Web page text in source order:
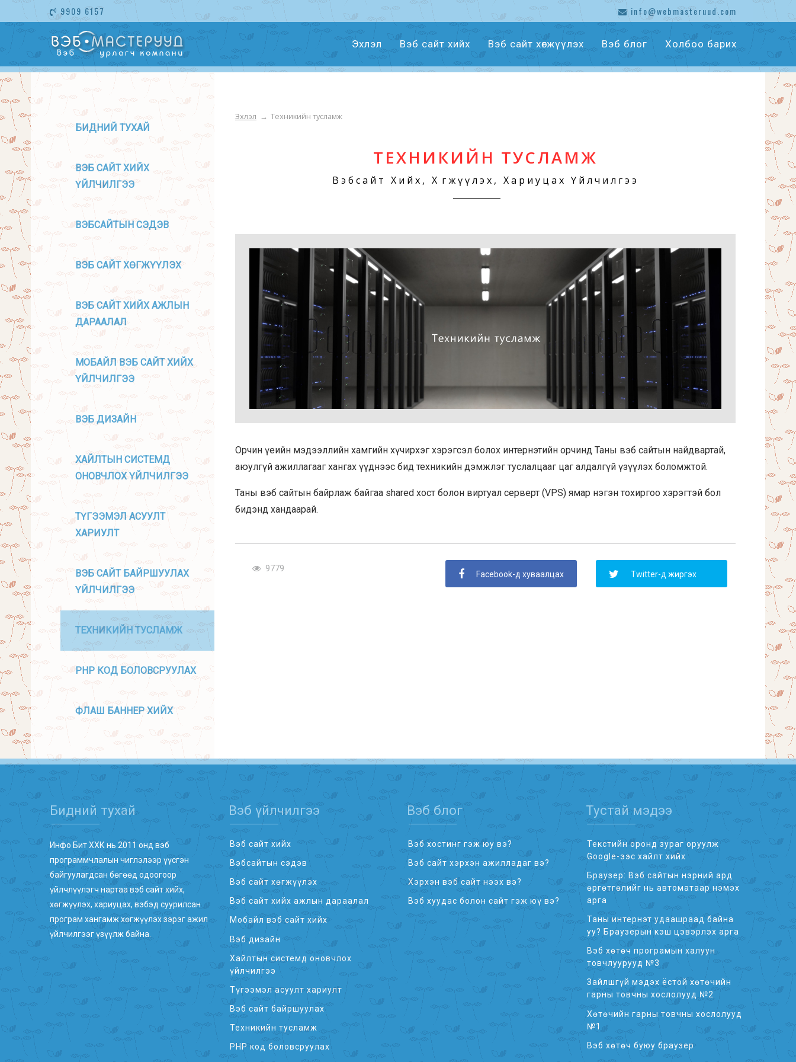
9909 6157 info@webmasteruud.com
Эхлэл Вэб сайт хийх Вэб сайт хөгжүүлэх Вэб блог Холбоо барих
Эхлэл → Техникийн тусламж
ТЕХНИКИЙН ТУСЛАМЖ
Вэбсайт Хийх, Хөгжүүлэх, Хариуцах Үйлчилгээ
Орчин үеийн мэдээллийн хамгийн хүчирхэг хэрэгсэл болох интернэтийн орчинд Таны вэб сайтын найдвартай,
аюулгүй ажиллагааг хангах үүднээс бид техникийн дэмжлэг туслалцааг цаг алдалгүй үзүүлэх боломжтой.
Таны вэб сайтын байрлаж байгаа shared хост болон виртуал серверт (VPS) ямар нэгэн тохиргоо хэрэгтэй бол
бидэнд хандаарай.
9779
Facebook-д хуваалцах Twitter-д жиргэх
БИДНИЙ ТУХАЙ
ВЭБ САЙТ ХИЙХ
ҮЙЛЧИЛГЭЭ
ВЭБСАЙТЫН СЭДЭВ
ВЭБ САЙТ ХӨГЖҮҮЛЭХ
ВЭБ САЙТ ХИЙХ АЖЛЫН
ДАРААЛАЛ
МОБАЙЛ ВЭБ САЙТ ХИЙХ
ҮЙЛЧИЛГЭЭ
ВЭБ ДИЗАЙН
ХАЙЛТЫН СИСТЕМД
ОНОВЧЛОХ ҮЙЛЧИЛГЭЭ
ТҮГЭЭМЭЛ АСУУЛТ
ХАРИУЛТ
ВЭБ САЙТ БАЙРШУУЛАХ
ҮЙЛЧИЛГЭЭ
ТЕХНИКИЙН ТУСЛАМЖ
PHP КОД БОЛОВСРУУЛАХ
ФЛАШ БАННЕР ХИЙХ
Бидний тухай
Инфо Бит ХХК нь 2011 онд вэб
программчлалын чиглэлээр үүсгэн
байгуулагдсан бөгөөд одоогоор
үйлчлүүлэгч нартаа вэб сайт хийх,
хөгжүүлэх, хариуцах, вэбэд суурилсан
програм хангамж хөгжүүлэх зэрэг ажил
үйлчилгээг үзүүлж байна.
Вэб үйлчилгээ
Вэб сайт хийх
Вэбсайтын сэдэв
Вэб сайт хөгжүүлэх
Вэб сайт хийх ажлын дараалал
Мобайл вэб сайт хийх
Вэб дизайн
Хайлтын системд оновчлох
үйлчилгээ
Түгээмэл асуулт хариулт
Вэб сайт байршуулах
Техникийн тусламж
PHP код боловсруулах
Вэб блог
Вэб хостинг гэж юу вэ?
Вэб сайт хэрхэн ажилладаг вэ?
Хэрхэн вэб сайт нээх вэ?
Вэб хуудас болон сайт гэж юү вэ?
Тустай мэдээ
Текстийн оронд зураг оруулж
Google-ээс хайлт хийх
Браузер: Вэб сайтын нэрний ард
өргөтгөлийг нь автоматаар нэмэх
арга
Таны интернэт удаашраад байна
уу? Браузерын кэш цэвэрлэх арга
Вэб хөтөч програмын халуун
товчлуурууд №3
Зайлшгүй мэдэх ёстой хөтөчийн
гарны товчны хослолууд №2
Хөтөчийн гарны товчны хослолууд
№1
Вэб хөтөч буюу браузер